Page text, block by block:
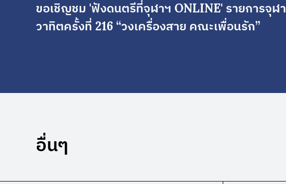
ขอเชิญชม 'ฟังดนตรีที่จุฬาฯ ONLINE' รายการจุฬา
วาทิตครั้งที่ 216 “วงเครื่องสาย คณะเพื่อนรัก”
อื่นๆ